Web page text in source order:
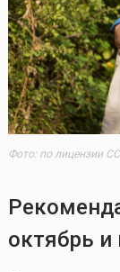
Фото: по лицензии
октябрь и